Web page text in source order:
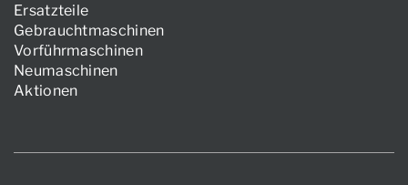
Ersatzteile
Gebrauchtmaschinen
Vorführmaschinen
Neumaschinen
Aktionen